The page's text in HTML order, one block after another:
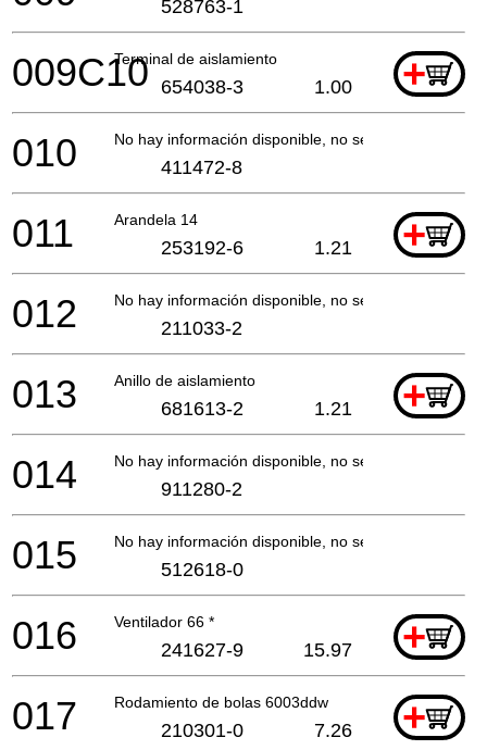
528763-1
Terminal de aislamiento +
009C10 654038-3 1.00
No hay información disponible, no se puede pedir
010 411472-8
Arandela 14 +
011 253192-6 1.21
No hay información disponible, no se puede pedir
012 211033-2
Anillo de aislamiento +
013 681613-2 1.21
No hay información disponible, no se puede pedir
014 911280-2
No hay información disponible, no se puede pedir
015 512618-0
Ventilador 66 * +
016 241627-9 15.97
Rodamiento de bolas 6003ddw +
017 210301-0 7.26